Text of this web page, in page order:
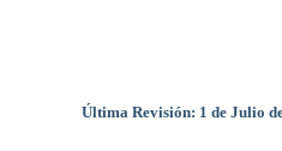
Última Revisión: 1 de Julio